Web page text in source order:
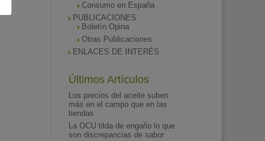
Consumo en España
PUBLICACIONES
Boletín Opina
Otras Publicaciones
ENLACES DE INTERÉS
Últimos Artículos
Los precios del aceite suben
más en el campo que en las
tiendas
La OCU tilda de engaño lo que
son discrepancias de sabor